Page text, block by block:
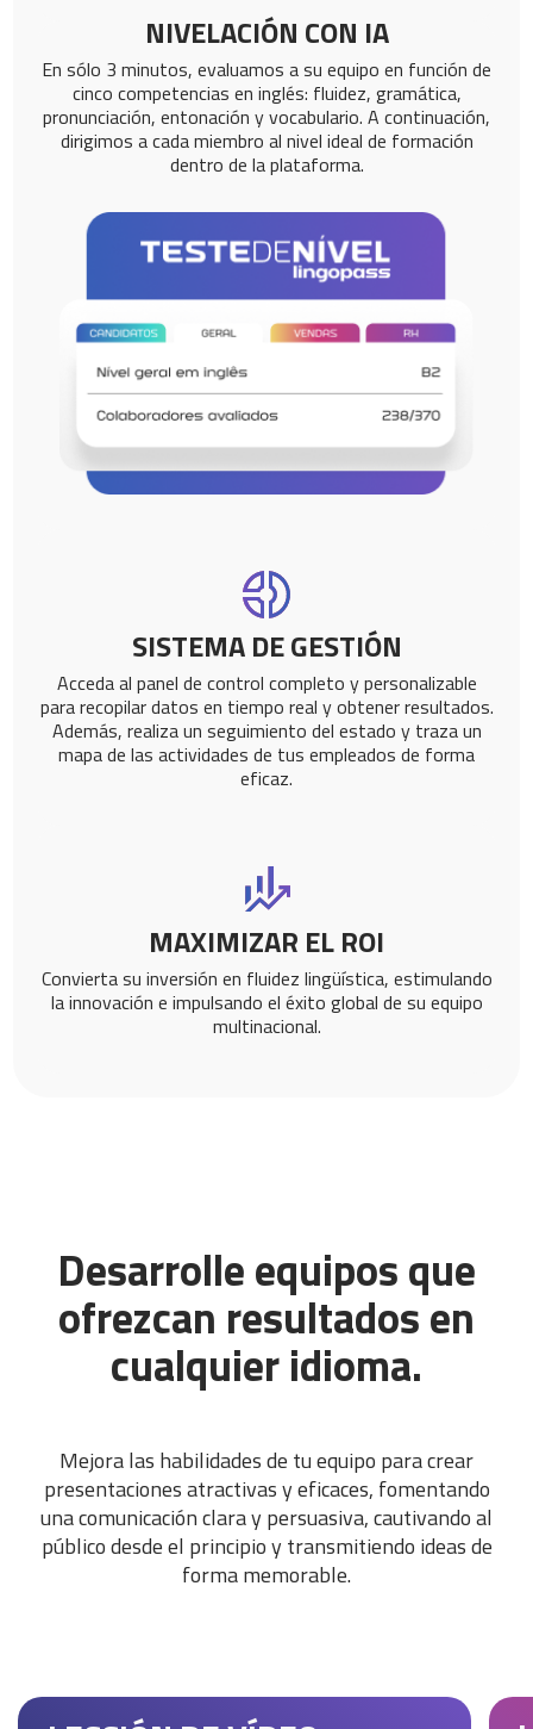
NIVELACIÓN CON IA
En sólo 3 minutos, evaluamos a su equipo en función de
cinco competencias en inglés: fluidez, gramática,
pronunciación, entonación y vocabulario. A continuación,
dirigimos a cada miembro al nivel ideal de formación
dentro de la plataforma.
SISTEMA DE GESTIÓN
Acceda al panel de control completo y personalizable
para recopilar datos en tiempo real y obtener resultados.
Además, realiza un seguimiento del estado y traza un
mapa de las actividades de tus empleados de forma
eficaz.
MAXIMIZAR EL ROI
Convierta su inversión en fluidez lingüística, estimulando
la innovación e impulsando el éxito global de su equipo
multinacional.
Desarrolle equipos que
ofrezcan resultados en
cualquier idioma.
Mejora las habilidades de tu equipo para crear
presentaciones atractivas y eficaces, fomentando
una comunicación clara y persuasiva, cautivando al
público desde el principio y transmitiendo ideas de
forma memorable.